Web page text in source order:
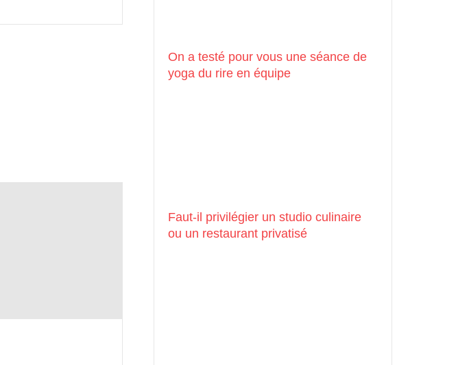
On a testé pour vous une séance de
yoga du rire en équipe
Faut-il privilégier un studio culinaire
ou un restaurant privatisé